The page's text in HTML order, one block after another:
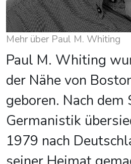
Mehr über Paul M. Whiting
Paul M. Whiting
der Nähe von
geboren. Nach dem
Germanistik
1979 nach